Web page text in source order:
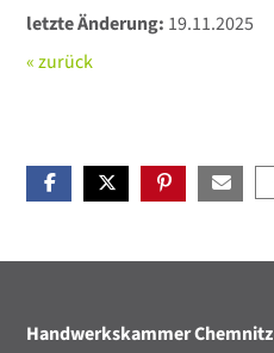
letzte Änderung: 19.11.2025
« zurück
Handwerkskammer Chemnitz